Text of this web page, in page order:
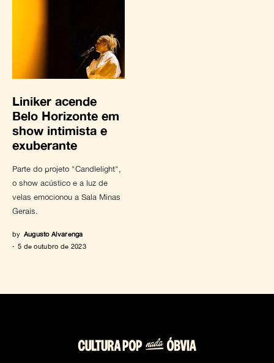
Liniker acende
Belo Horizonte em
show intimista e
exuberante
Parte do projeto "Candlelight",
o show acústico e a luz de
velas emocionou a Sala Minas
Gerais.
by Augusto Alvarenga
5 de outubro de 2023